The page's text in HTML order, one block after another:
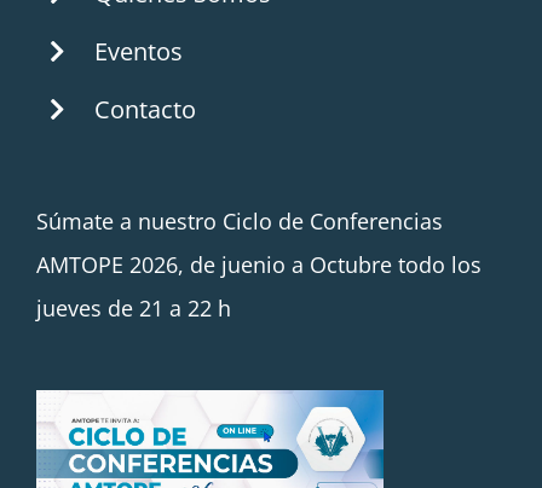
Eventos
Contacto
Súmate a nuestro Ciclo de Conferencias
AMTOPE 2026, de juenio a Octubre todo los
jueves de 21 a 22 h